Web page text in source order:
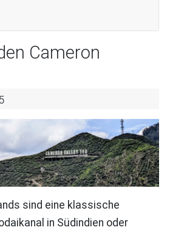
Cameron
sind eine klassische
in Südindien oder